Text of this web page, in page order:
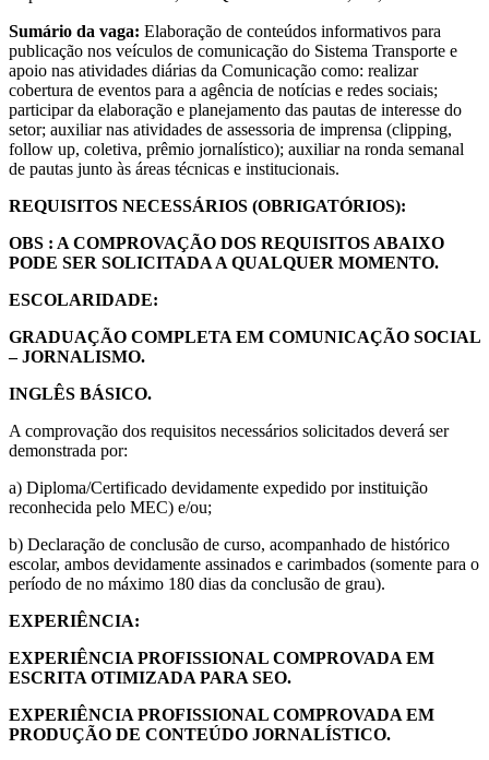
Sumário da vaga: Elaboração de conteúdos informativos para
publicação nos veículos de comunicação do Sistema Transporte e
apoio nas atividades diárias da Comunicação como: realizar
cobertura de eventos para a agência de notícias e redes sociais;
participar da elaboração e planejamento das pautas de interesse do
setor; auxiliar nas atividades de assessoria de imprensa (clipping,
follow up, coletiva, prêmio jornalístico); auxiliar na ronda semanal
de pautas junto às áreas técnicas e institucionais.
REQUISITOS NECESSÁRIOS (OBRIGATÓRIOS):
OBS : A COMPROVAÇÃO DOS REQUISITOS ABAIXO
PODE SER SOLICITADA A QUALQUER MOMENTO.
ESCOLARIDADE:
GRADUAÇÃO COMPLETA EM COMUNICAÇÃO SOCIAL
– JORNALISMO.
INGLÊS BÁSICO.
A comprovação dos requisitos necessários solicitados deverá ser
demonstrada por:
a) Diploma/Certificado devidamente expedido por instituição
reconhecida pelo MEC) e/ou;
b) Declaração de conclusão de curso, acompanhado de histórico
escolar, ambos devidamente assinados e carimbados (somente para o
período de no máximo 180 dias da conclusão de grau).
EXPERIÊNCIA:
EXPERIÊNCIA PROFISSIONAL COMPROVADA EM
ESCRITA OTIMIZADA PARA SEO.
EXPERIÊNCIA PROFISSIONAL COMPROVADA EM
PRODUÇÃO DE CONTEÚDO JORNALÍSTICO.